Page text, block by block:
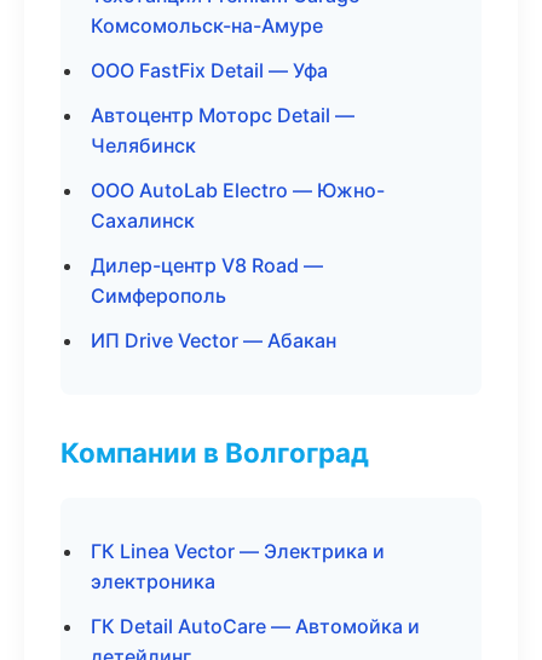
Комсомольск-на-Амуре
ООО FastFix Detail — Уфа
Автоцентр Моторс Detail —
Челябинск
ООО AutoLab Electro — Южно-
Сахалинск
Дилер-центр V8 Road —
Симферополь
ИП Drive Vector — Абакан
Компании в Волгоград
ГК Linea Vector — Электрика и
электроника
ГК Detail AutoCare — Автомойка и